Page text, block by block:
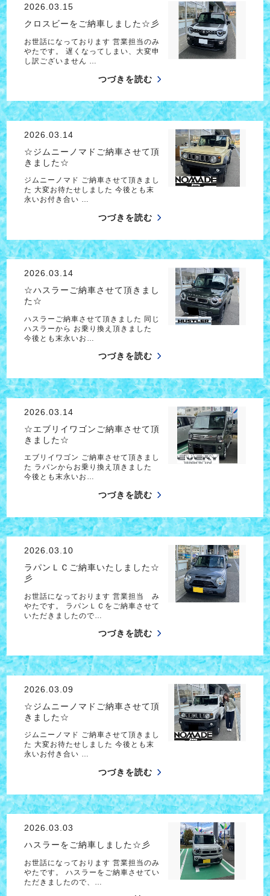
2026.03.15
クロスビーをご納車しました☆彡
お世話になっております 営業担当のみ
やたです。 遅くなってしまい、大変申
し訳ございません …
つづきを読む
2026.03.14
☆ジムニーノマドご納車させて頂
きました☆
ジムニーノマド ご納車させて頂きまし
た 大変お待たせしました 今後とも末
永いお付き合い …
つづきを読む
2026.03.14
☆ハスラーご納車させて頂きまし
た☆
ハスラーご納車させて頂きました 同じ
ハスラーから お乗り換え頂きました
今後とも末永いお…
つづきを読む
2026.03.14
☆エブリイワゴンご納車させて頂
きました☆
エブリイワゴン ご納車させて頂きまし
た ラパンからお乗り換え頂きました
今後とも末永いお…
つづきを読む
2026.03.10
ラパンＬＣご納車いたしました☆
彡
お世話になっております 営業担当 み
やたです。 ラパンＬＣをご納車させて
いただきましたので…
つづきを読む
2026.03.09
☆ジムニーノマドご納車させて頂
きました☆
ジムニーノマド ご納車させて頂きまし
た 大変お待たせしました 今後とも末
永いお付き合い …
つづきを読む
2026.03.03
ハスラーをご納車しました☆彡
お世話になっております 営業担当のみ
やたです。 ハスラーをご納車させてい
ただきましたので、…